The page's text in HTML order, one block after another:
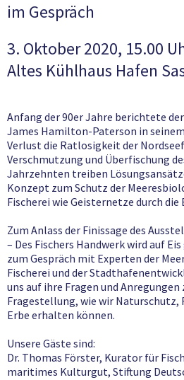
im Gespräch
3. Oktober 2020, 15.00
Altes Kühlhaus Hafen
Anfang der 90er Jahre berichtete
James Hamilton-Paterson in
Verlust die Ratlosigkeit der
Verschmutzung und Überfischung
Jahrzehnten treiben
Konzept zum Schutz der
Fischerei wie Geisternetze durch die
Zum Anlass der Finissage des
– Des Fischers Handwerk wird auf
zum Gespräch mit Experten der
Fischerei und der
uns auf ihre Fragen und
Fragestellung, wie wir Naturschutz,
Erbe erhalten können.
Unsere Gäste sind:
Dr. Thomas Förster, Kurator für
maritimes Kulturgut, Stiftung